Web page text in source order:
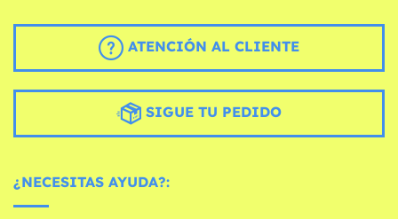
ATENCIÓN AL CLIENTE
SIGUE TU PEDIDO
¿NECESITAS AYUDA?: